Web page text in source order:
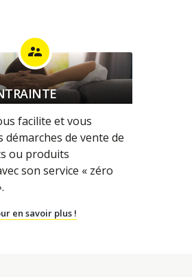
supervisor_account
facilite et vous
démarches de vente de
ou produits
son service « zéro
en savoir plus !